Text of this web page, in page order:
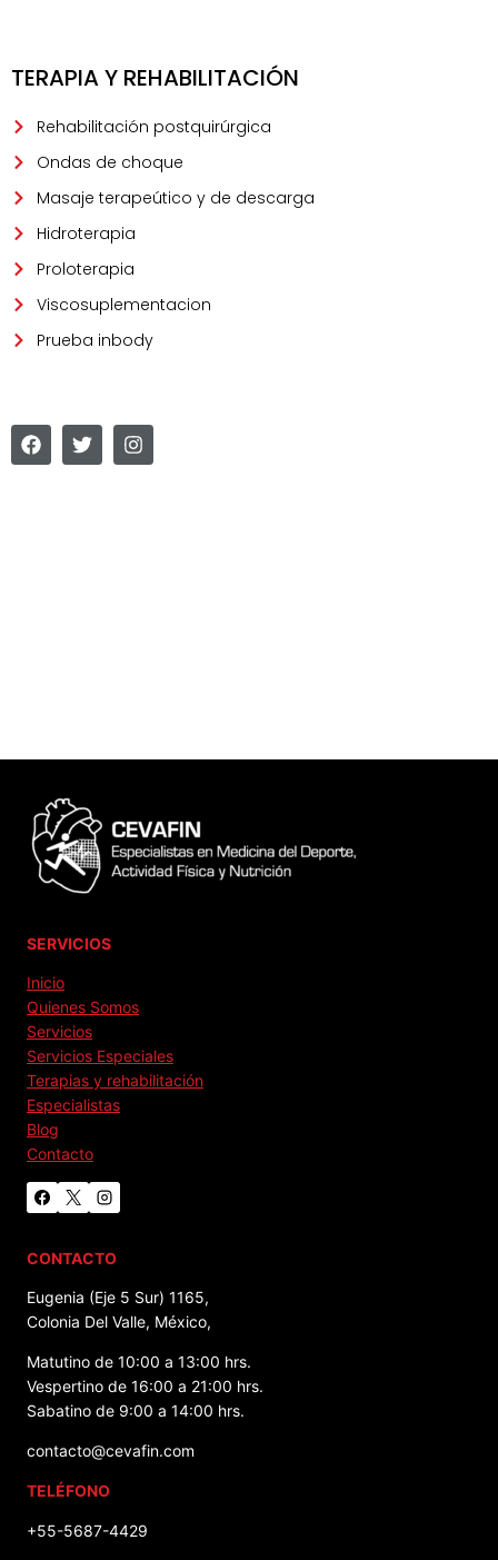
TERAPIA Y REHABILITACIÓN
Rehabilitación postquirúrgica
Ondas de choque
Masaje terapeútico y de descarga
Hidroterapia
Proloterapia
Viscosuplementacion
Prueba inbody
SERVICIOS
Inicio
Quienes Somos
Servicios
Servicios Especiales
Terapias y rehabilitación
Especialistas
Blog
Contacto
CONTACTO
Eugenia (Eje 5 Sur) 1165,
Colonia Del Valle, México,
Matutino de 10:00 a 13:00 hrs.
Vespertino de 16:00 a 21:00 hrs.
Sabatino de 9:00 a 14:00 hrs.
contacto@cevafin.com
TELÉFONO
+55-5687-4429